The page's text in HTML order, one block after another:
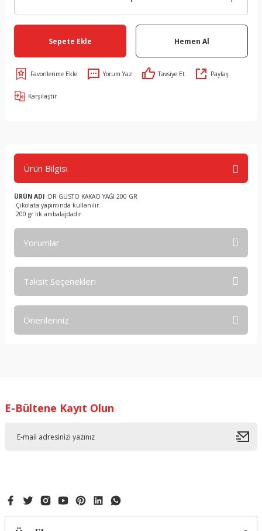
Sepete Ekle Hemen Al
Yorum Yaz Tavsiye Et Paylaş
Karşılaştır
Ürün Bilgisi
ÜRÜN ADI :DR GUSTO KAKAO YAĞI 200 GR
.Çikolata yapımında kullanılır.
.200 gr lık ambalajdadır.
Yorumlar
Taksit Seçenekleri
Önerileriniz
Ürün resmi kalitesiz, bozuk veya görüntülenemiyor.
E-Bültene Kayıt Olun